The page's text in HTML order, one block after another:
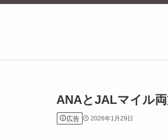
ANAとJALマイル
広告 2026年1月29日